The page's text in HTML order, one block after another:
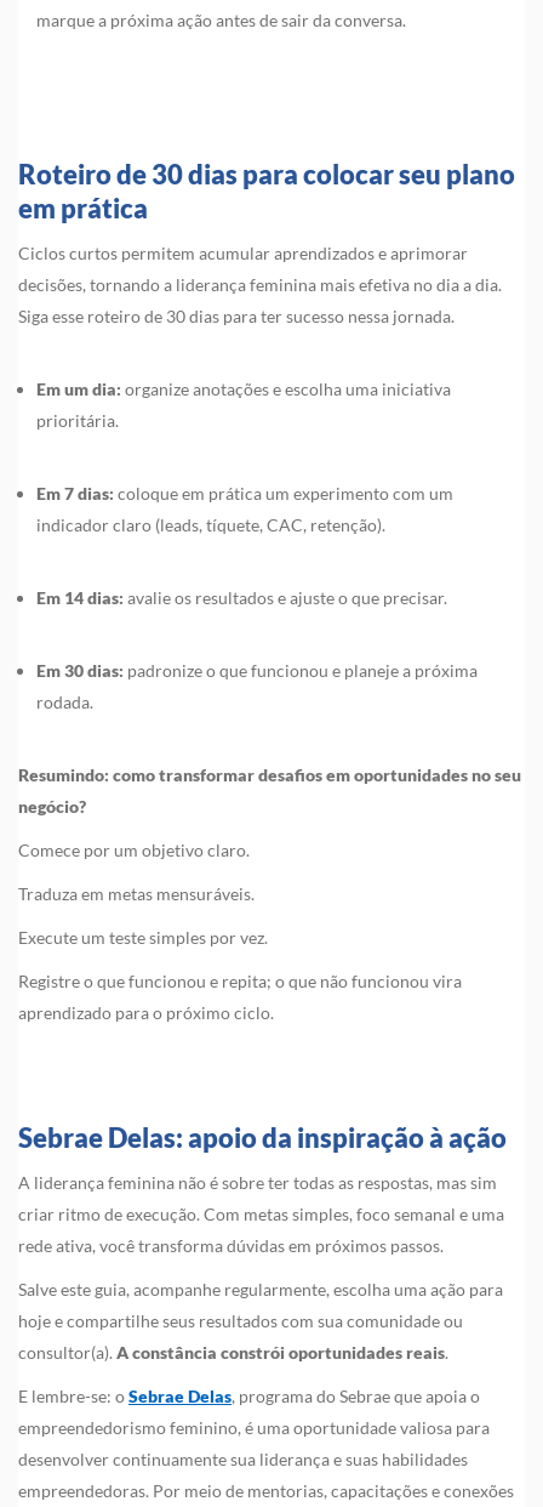
marque a próxima ação antes de sair da conversa.
Roteiro de 30 dias para colocar seu plano
em prática
Ciclos curtos permitem acumular aprendizados e aprimorar
decisões, tornando a liderança feminina mais efetiva no dia a dia.
Siga esse roteiro de 30 dias para ter sucesso nessa jornada.
Em um dia: organize anotações e escolha uma iniciativa
prioritária.
Em 7 dias: coloque em prática um experimento com um
indicador claro (leads, tíquete, CAC, retenção).
Em 14 dias: avalie os resultados e ajuste o que precisar.
Em 30 dias: padronize o que funcionou e planeje a próxima
rodada.
Resumindo: como transformar desafios em oportunidades no seu
negócio?
Comece por um objetivo claro.
Traduza em metas mensuráveis.
Execute um teste simples por vez.
Registre o que funcionou e repita; o que não funcionou vira
aprendizado para o próximo ciclo.
Sebrae Delas: apoio da inspiração à ação
A liderança feminina não é sobre ter todas as respostas, mas sim
criar ritmo de execução. Com metas simples, foco semanal e uma
rede ativa, você transforma dúvidas em próximos passos.
Salve este guia, acompanhe regularmente, escolha uma ação para
hoje e compartilhe seus resultados com sua comunidade ou
consultor(a). A constância constrói oportunidades reais.
E lembre-se: oSebrae Delas, programa do Sebrae que apoia o
empreendedorismo feminino, é uma oportunidade valiosa para
desenvolver continuamente sua liderança e suas habilidades
empreendedoras. Por meio de mentorias, capacitações e conexões